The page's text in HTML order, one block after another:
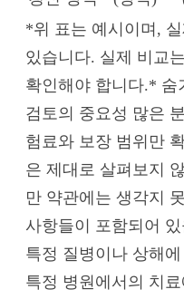
*위 표는 예시이며,
있습니다. 실제 비교
확인해야 합니다.* 숨
검토의 중요성 많은
험료와 보장 범위만
은 제대로 살펴보지
만 약관에는 생각지
사항들이 포함되어
특정 질병이나 상해
특정 병원에서의 치